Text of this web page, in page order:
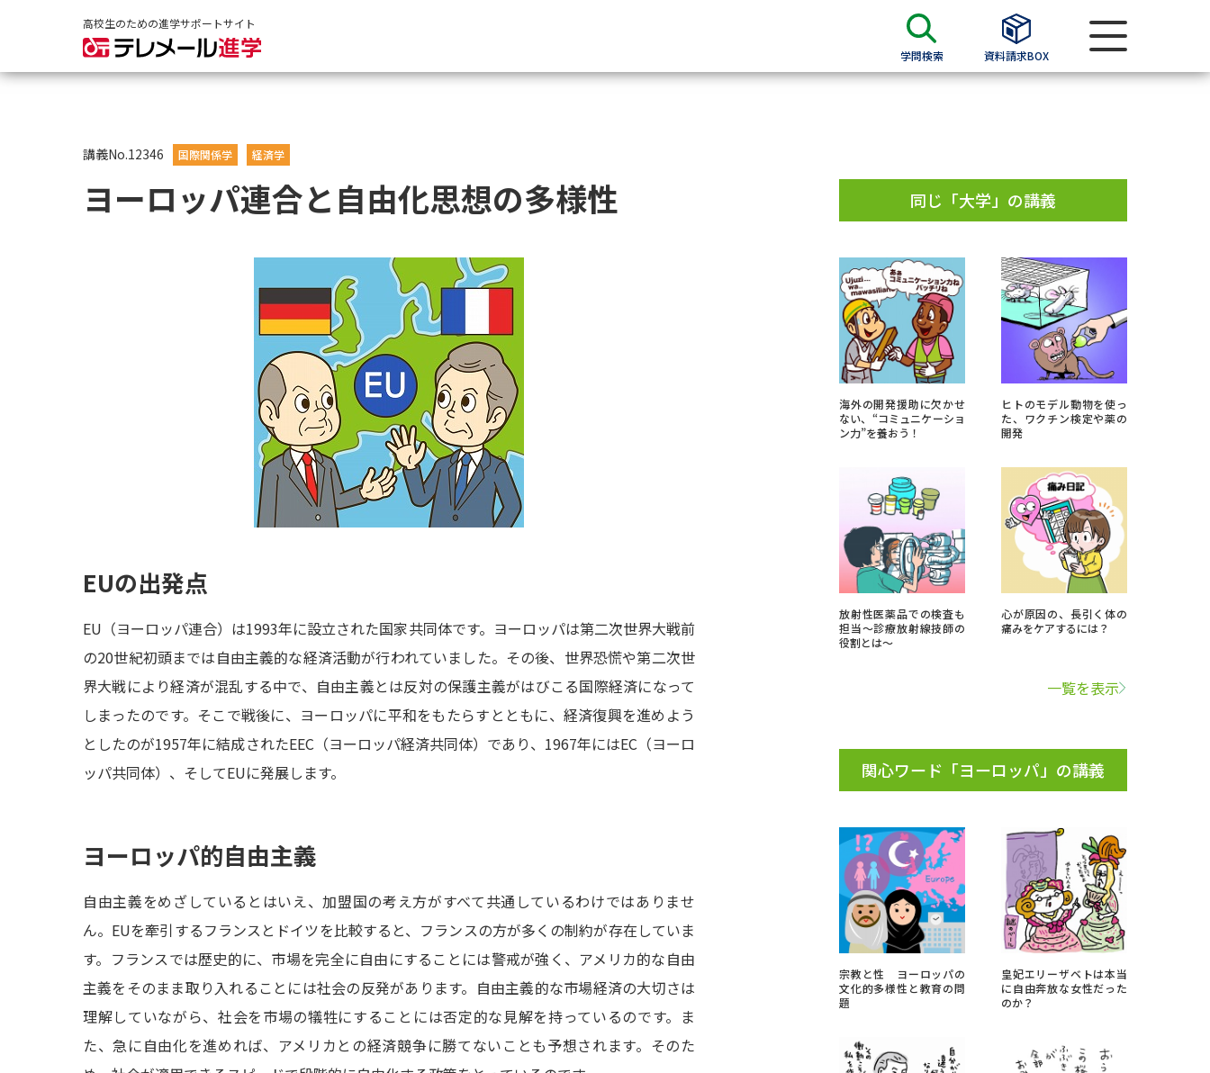
高校生のための進学サポートサイト
学問検索 資料請求BOX
大学・短大の資料種類から請求
大学パンフ
大学入学共通テスト利用選抜の募集要項＆願書
過去問題集
留学・進学関連、塾・予備校
大学入学共通テスト「受験上の配慮案内」の請求
高等学校卒業程度認定試験
大学検索
大学で学べる内容や特徴を調べる
新増設大学・学部・学科特集
データサイエンス特集
新学年スタート号特集ページ（高3生用）
オープンキャンパス検索
実施プログラムから探す
来場型・Web型イベント特集
受験準備
講義No.12346 国際関係学 経済学
ヨーロッパ連合と自由化思想の多様性
EUの出発点
EU（ヨーロッパ連合）は1993年に設立された国家共同体です。ヨーロッパは第二次世界大戦前
の20世紀初頭までは自由主義的な経済活動が行われていました。その後、世界恐慌や第二次世
界大戦により経済が混乱する中で、自由主義とは反対の保護主義がはびこる国際経済になって
しまったのです。そこで戦後に、ヨーロッパに平和をもたらすとともに、経済復興を進めよう
としたのが1957年に結成されたEEC（ヨーロッパ経済共同体）であり、1967年にはEC（ヨーロ
ッパ共同体）、そしてEUに発展します。
ヨーロッパ的自由主義
自由主義をめざしているとはいえ、加盟国の考え方がすべて共通しているわけではありませ
ん。EUを牽引するフランスとドイツを比較すると、フランスの方が多くの制約が存在していま
す。フランスでは歴史的に、市場を完全に自由にすることには警戒が強く、アメリカ的な自由
主義をそのまま取り入れることには社会の反発があります。自由主義的な市場経済の大切さは
理解していながら、社会を市場の犠牲にすることには否定的な見解を持っているのです。ま
た、急に自由化を進めれば、アメリカとの経済競争に勝てないことも予想されます。そのた
同じ「大学」の講義
海外の開発援助に欠かせ
ない、“コミュニケーショ
ン力”を養おう！
ヒトのモデル動物を使っ
た、ワクチン検定や薬の
開発
放射性医薬品での検査も
担当～診療放射線技師の
役割とは～
心が原因の、長引く体の
痛みをケアするには？
一覧を表示
関心ワード「ヨーロッパ」の講義
宗教と性 ヨーロッパの
文化的多様性と教育の問
題
皇妃エリーザベトは本当
に自由奔放な女性だった
のか？